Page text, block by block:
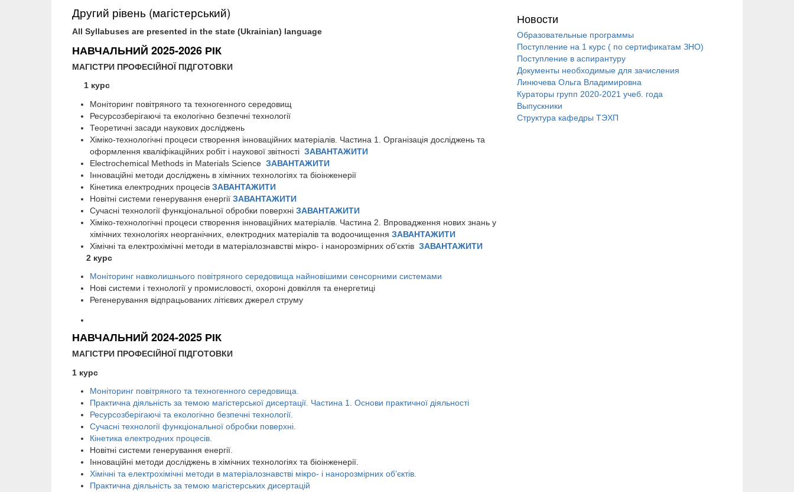
Другий рівень (магістерський)
All Syllabuses are presented in the state (Ukrainian) language
НАВЧАЛЬНИЙ 2025-2026 РІК
МАГІСТРИ ПРОФЕСІЙНОЇ ПІДГОТОВКИ
1 курс
Моніторинг повітряного та техногенного середовищ
Ресурсозберігаючі та екологічно безпечні технології
Теоретичні засади наукових досліджень
Хіміко-технологічні процеси створення інноваційних матеріалів. Частина 1. Організація досліджень та
оформлення кваліфікаційних робіт і наукової звітності ЗАВАНТАЖИТИ
Electrochemical Methods in Materials Science ЗАВАНТАЖИТИ
Інноваційні методи досліджень в хімічних технологіях та біоінженерії
Кінетика електродних процесів ЗАВАНТАЖИТИ
Новітні системи генерування енергії ЗАВАНТАЖИТИ
Сучасні технології функціональної обробки поверхні ЗАВАНТАЖИТИ
Хіміко-технологічні процеси створення інноваційних матеріалів. Частина 2. Впровадження нових знань у
хімічних технологіях неорганічних, електродних матеріалів та водоочищення ЗАВАНТАЖИТИ
Хімічні та електрохімічні методи в матеріалознавстві мікро- і нанорозмірних об’єктів ЗАВАНТАЖИТИ
2 курс
Моніторинг навколишнього повітряного середовища найновішими сенсорними системами
Нові системи і технології у промисловості, охороні довкілля та енергетиці
Регенерування відпрацьованих літієвих джерел струму
НАВЧАЛЬНИЙ 2024-2025 РІК
МАГІСТРИ ПРОФЕСІЙНОЇ ПІДГОТОВКИ
1 курс
Моніторинг повітряного та техногенного середовища.
Практична діяльність за темою магістерської дисертації. Частина 1. Основи практичної діяльності
Ресурсозберігаючі та екологічно безпечні технології.
Сучасні технології функціональної обробки поверхні.
Кінетика електродних процесів.
Новітні системи генерування енергії.
Інноваційні методи досліджень в хімічних технологіях та біоінженерії.
Хімічні та електрохімічні методи в матеріалознавстві мікро- і нанорозмірних об’єктів.
Практична діяльність за темою магістерських дисертацій
Новости
Образовательные программы
Поступление на 1 курс ( по сертификатам ЗНО)
Поступление в аспирантуру
Документы необходимые для зачисления
Линючева Ольга Владимировна
Кураторы групп 2020-2021 учеб. года
Выпускники
Структура кафедры ТЭХП